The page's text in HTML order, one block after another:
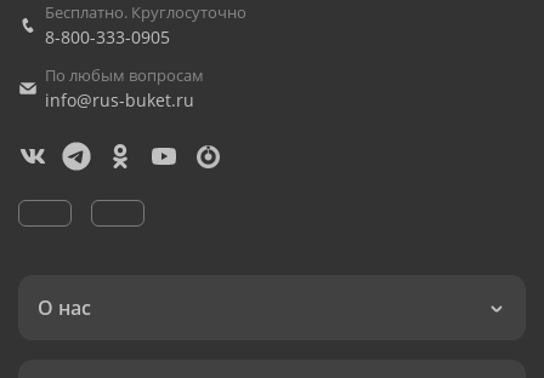
Бесплатно. Круглосуточно
8-800-333-0905
По любым вопросам
info@rus-buket.ru
О нас